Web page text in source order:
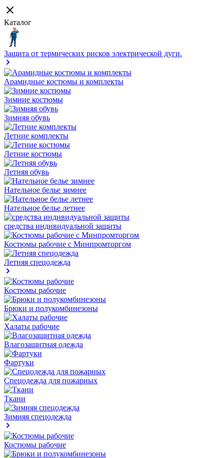
Каталог
Защита от термических рисков электрической дуги.
Арамидные костюмы и комплекты
Зимние костюмы
Зимняя обувь
Летние комплекты
Летние костюмы
Летняя обувь
Нательное белье зимнее
Нательное белье летнее
средства индивидуальной защиты
Костюмы рабочие с Минпромторгом
Летняя спецодежда
Костюмы рабочие
Брюки и полукомбинезоны
Халаты рабочие
Влагозащитная одежда
Фартуки
Спецодежда для пожарных
Ткани
Зимняя спецодежда
Костюмы рабочие